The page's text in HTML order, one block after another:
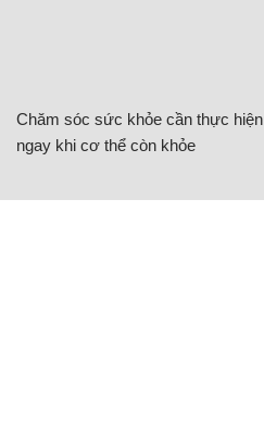
Chăm sóc sức khỏe cần thực hiện
ngay khi cơ thể còn khỏe